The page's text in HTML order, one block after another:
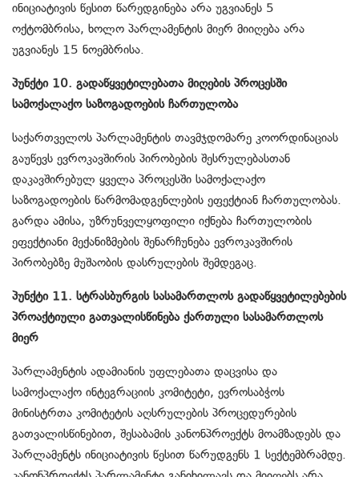
ინიციატივის წესით წარედგინება არა უგვიანეს 5
ოქტომბრისა, ხოლო პარლამენტის მიერ მიიღება არა
უგვიანეს 15 ნოემბრისა.
პუნქტი 10. გადაწყვეტილებათა მიღების პროცესში
სამოქალაქო საზოგადოების ჩართულობა
საქართველოს პარლამენტის თავმჯდომარე კოორდინაციას
გაუწევს ევროკავშირის პირობების შესრულებასთან
დაკავშირებულ ყველა პროცესში სამოქალაქო
საზოგადოების წარმომადგენლების ეფექტიან ჩართულობას.
გარდა ამისა, უზრუნველყოფილი იქნება ჩართულობის
ეფექტიანი მექანიზმების შენარჩუნება ევროკავშირის
პირობებზე მუშაობის დასრულების შემდეგაც.
პუნქტი 11. სტრასბურგის სასამართლოს გადაწყვეტილებების
პროაქტიული გათვალისწინება ქართული სასამართლოს
მიერ
პარლამენტის ადამიანის უფლებათა დაცვისა და
სამოქალაქო ინტეგრაციის კომიტეტი, ევროსაბჭოს
მინისტრთა კომიტეტის აღსრულების პროცედურების
გათვალისწინებით, შესაბამის კანონპროექტს მოამზადებს და
პარლამენტს ინიციატივის წესით წარუდგენს 1 სექტემბრამდე.